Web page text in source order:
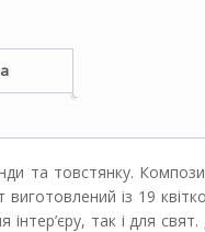
та товстянку.
із 19
так і для